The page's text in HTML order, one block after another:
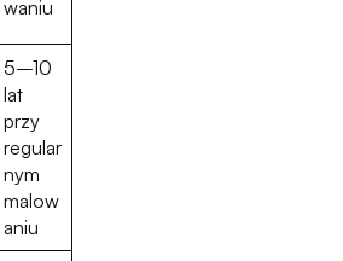
waniu
5–10
lat
przy
regular
nym
malow
aniu